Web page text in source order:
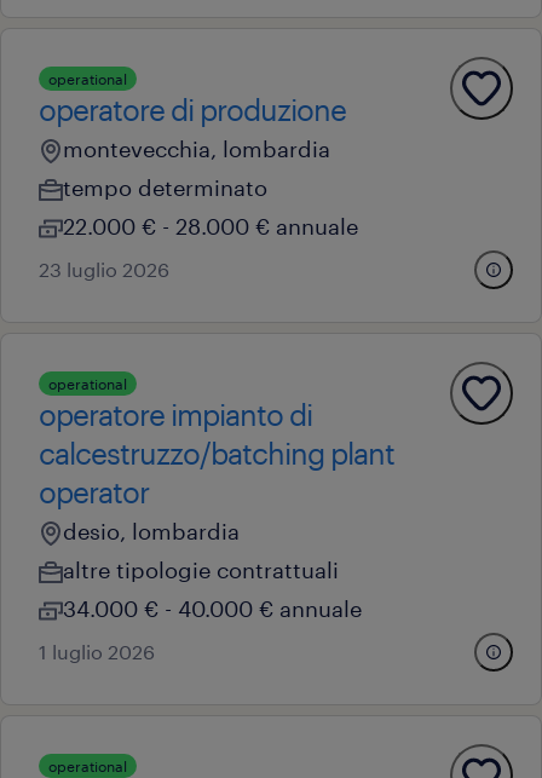
operational
operatore di produzione
montevecchia, lombardia
tempo determinato
22.000 € - 28.000 € annuale
23 luglio 2026
operational
operatore impianto di
calcestruzzo/batching plant
operator
desio, lombardia
altre tipologie contrattuali
34.000 € - 40.000 € annuale
1 luglio 2026
operational